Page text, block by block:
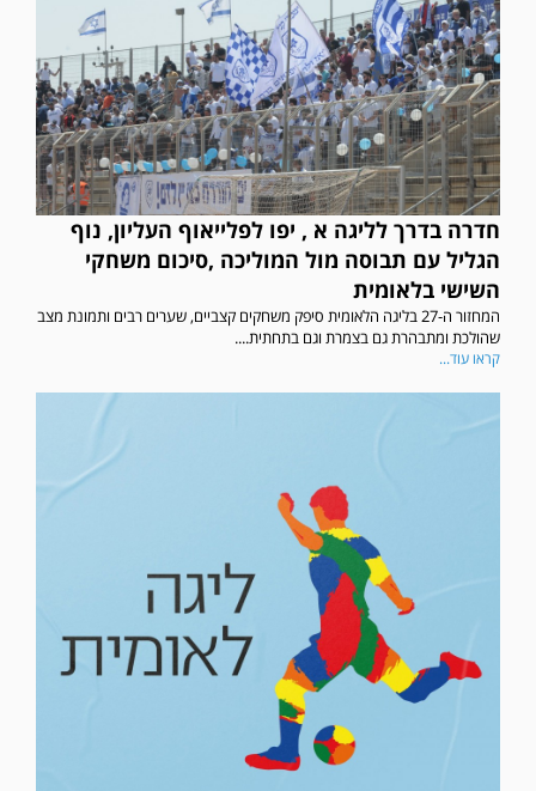
חדרה בדרך לליגה א , יפו לפלייאוף העליון, נוף
הגליל עם תבוסה מול המוליכה ,סיכום משחקי
השישי בלאומית
המחזור ה-27 בליגה הלאומית סיפק משחקים קצביים, שערים רבים ותמונת מצב
שהולכת ומתבהרת גם בצמרת וגם בתחתית....
קראו עוד...